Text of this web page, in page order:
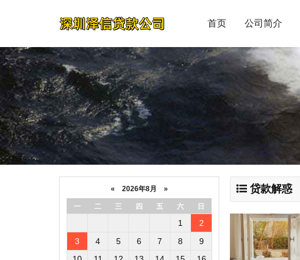
首页 公司简介
贷款解惑
« 2026年8月 »
一 二 三 四 五 六 日
1
2
3
4 5 6 7 8
9